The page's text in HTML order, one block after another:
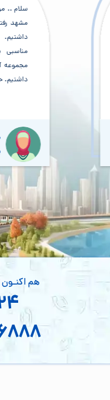
سلام ..
مشهد
مناسبی
مجموعه
داشتیم.
هم اکنـون